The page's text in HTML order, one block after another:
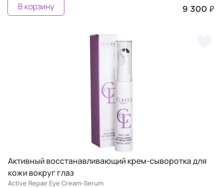
9 300 ₽
В корзину
Активный восстанавливающий крем-сыворотка для
кожи вокруг глаз
Active Repair Eye Cream-Serum